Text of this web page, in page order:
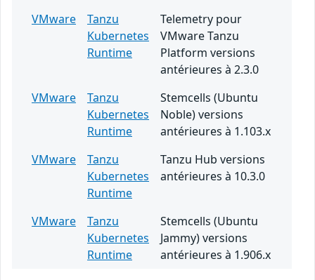
VMware
Tanzu
Kubernetes
Runtime
Telemetry pour
VMware Tanzu
Platform versions
antérieures à 2.3.0
VMware
Tanzu
Kubernetes
Runtime
Stemcells (Ubuntu
Noble) versions
antérieures à 1.103.x
VMware
Tanzu
Kubernetes
Runtime
Tanzu Hub versions
antérieures à 10.3.0
VMware
Tanzu
Kubernetes
Runtime
Stemcells (Ubuntu
Jammy) versions
antérieures à 1.906.x